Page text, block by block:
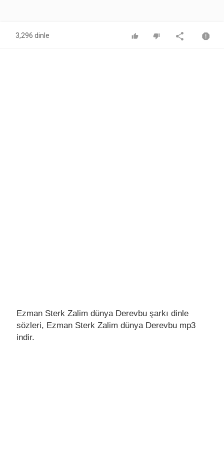
3,296 dinle
Ezman Sterk Zalim dünya Derevbu şarkı dinle
sözleri, Ezman Sterk Zalim dünya Derevbu mp3
indir.